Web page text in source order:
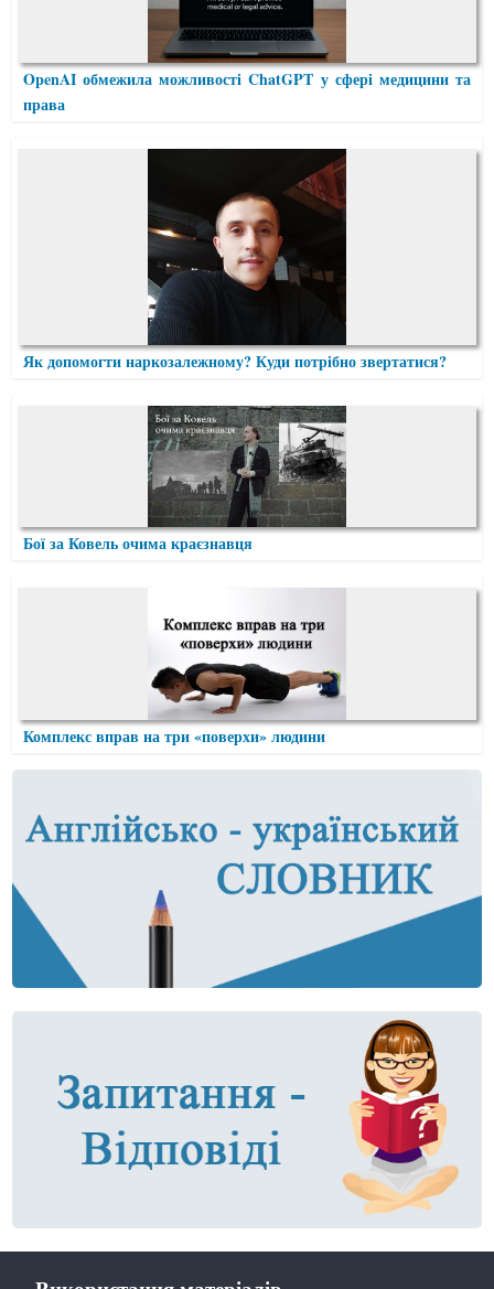
OpenAI обмежила можливості ChatGPT у сфері медицини та
права
Як допомогти наркозалежному? Куди потрібно звертатися?
Бої за Ковель очима краєзнавця
Комплекс вправ на три «поверхи» людини